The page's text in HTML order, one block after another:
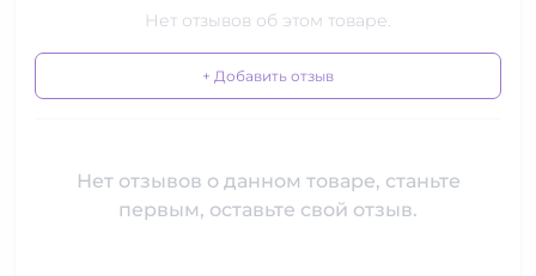
Нет отзывов об этом товаре.
+ Добавить отзыв
Нет отзывов о данном товаре, станьте
первым, оставьте свой отзыв.